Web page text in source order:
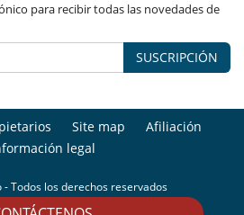
para recibir todas las novedades de
SUSCRIPCIÓN
Site map
Afiliación
legal
Todos los derechos reservados